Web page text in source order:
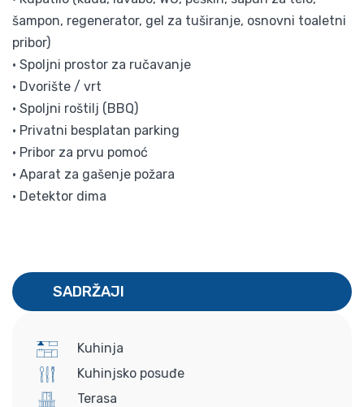
šampon, regenerator, gel za tuširanje, osnovni toaletni
pribor)
• Spoljni prostor za ručavanje
• Dvorište / vrt
• Spoljni roštilj (BBQ)
• Privatni besplatan parking
• Pribor za prvu pomoć
• Aparat za gašenje požara
• Detektor dima
SADRŽAJI
Kuhinja
Kuhinjsko posuđe
Terasa